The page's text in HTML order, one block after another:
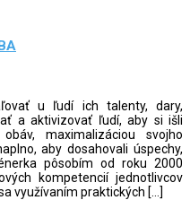
u ľudí ich talenty, dary,
a aktivizovať ľudí, aby si išli
maximalizáciou svojho
aby dosahovali úspechy,
pôsobím od roku 2000
kompetencií jednotlivcov
využívaním praktických […]